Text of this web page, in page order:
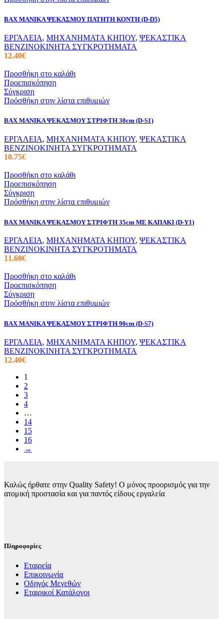
BAX ΜΑΝΙΚΑ ΨΕΚΑΣΜΟΥ ΠΑΤΗΤΗ ΚΟΝΤΗ (D-D5)
ΕΡΓΑΛΕΙΑ, ΜΗΧΑΝΗΜΑΤΑ ΚΗΠΟΥ, ΨΕΚΑΣΤΙΚΑ
ΒΕΝΖΙΝΟΚΙΝΗΤΑ ΣΥΓΚΡΟΤΗΜΑΤΑ
12.40€
Προσθήκη στο καλάθι
Προεπισκόπηση
Σύγκριση
Πρόσθήκη στην λίστα επιθυμιών
BAX ΜΑΝΙΚΑ ΨΕΚΑΣΜΟΥ ΣΤΡΙΦΤΗ 30cm (D-S1)
ΕΡΓΑΛΕΙΑ, ΜΗΧΑΝΗΜΑΤΑ ΚΗΠΟΥ, ΨΕΚΑΣΤΙΚΑ
ΒΕΝΖΙΝΟΚΙΝΗΤΑ ΣΥΓΚΡΟΤΗΜΑΤΑ
10.75€
Προσθήκη στο καλάθι
Προεπισκόπηση
Σύγκριση
Πρόσθήκη στην λίστα επιθυμιών
BAX ΜΑΝΙΚΑ ΨΕΚΑΣΜΟΥ ΣΤΡΙΦΤΗ 35cm ΜΕ ΚΑΠΑΚΙ (D-Υ1)
ΕΡΓΑΛΕΙΑ, ΜΗΧΑΝΗΜΑΤΑ ΚΗΠΟΥ, ΨΕΚΑΣΤΙΚΑ
ΒΕΝΖΙΝΟΚΙΝΗΤΑ ΣΥΓΚΡΟΤΗΜΑΤΑ
11.60€
Προσθήκη στο καλάθι
Προεπισκόπηση
Σύγκριση
Πρόσθήκη στην λίστα επιθυμιών
BAX ΜΑΝΙΚΑ ΨΕΚΑΣΜΟΥ ΣΤΡΙΦΤΗ 90cm (D-S7)
ΕΡΓΑΛΕΙΑ, ΜΗΧΑΝΗΜΑΤΑ ΚΗΠΟΥ, ΨΕΚΑΣΤΙΚΑ
ΒΕΝΖΙΝΟΚΙΝΗΤΑ ΣΥΓΚΡΟΤΗΜΑΤΑ
12.40€
1
2
3
4
…
14
15
16
→
Καλώς ήρθατε στην Quality Safety! Ο μόνος προορισμός για την
ατομική προστασία και για παντός είδους εργαλεία
Πληροφορίες
Εταιρεία
Επικοινωνία
Οδηγός Μεγεθών
Εταιρικοί Κατάλογοι